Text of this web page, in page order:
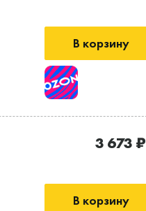
В корзину
3 673 ₽
В корзину